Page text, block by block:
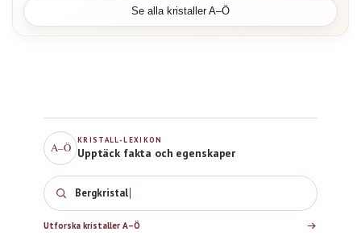
A–Ö
KRISTALL-LEXIKON
Upptäck fakta och egenskaper
Bergkristall
Utforska kristaller A–Ö
Se alla kristaller A–Ö